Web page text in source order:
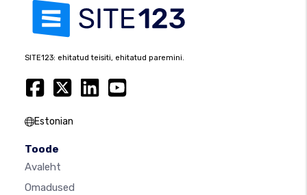
SITE123: ehitatud teisiti, ehitatud paremini.
Estonian
Toode
Avaleht
Omadused